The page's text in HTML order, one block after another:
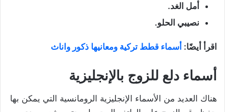
أمل الغد.
نصيبي الحلو.
اقرأ أيضًا: أسماء قطط تركية ومعانيها ذكور واناث
أسماء دلع للزوج بالإنجليزية
هناك العديد من الأسماء الإنجليزية الرومانسية التي يمكن بها